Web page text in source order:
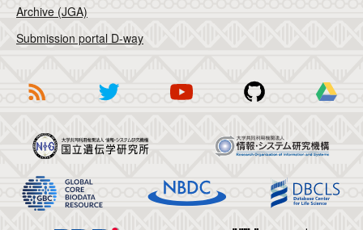
Archive (JGA)
Submission portal D-way